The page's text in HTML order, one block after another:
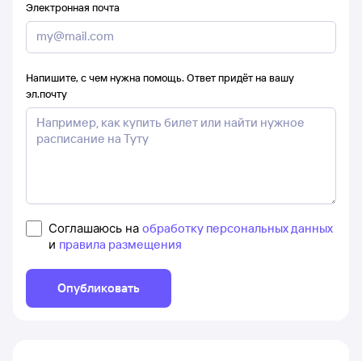
Электронная почта
Напишите, с чем нужна помощь. Ответ придёт на вашу
эл.почту
Соглашаюсь на обработку персональных данных
и правила размещения
Опубликовать